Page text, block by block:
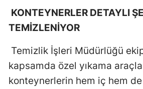
KONTEYNERLER DETAYLI
TEMİZLENİYOR
Temizlik İşleri Müdürlüğü
kapsamda özel yıkama
konteynerlerin hem iç hem